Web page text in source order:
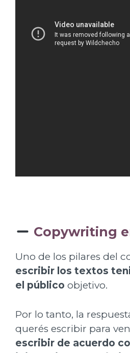
Copywriting
Uno de los pilares del
escribir los textos
el público objetivo.
Por lo tanto, la
querés escribir para
escribir de acuerdo